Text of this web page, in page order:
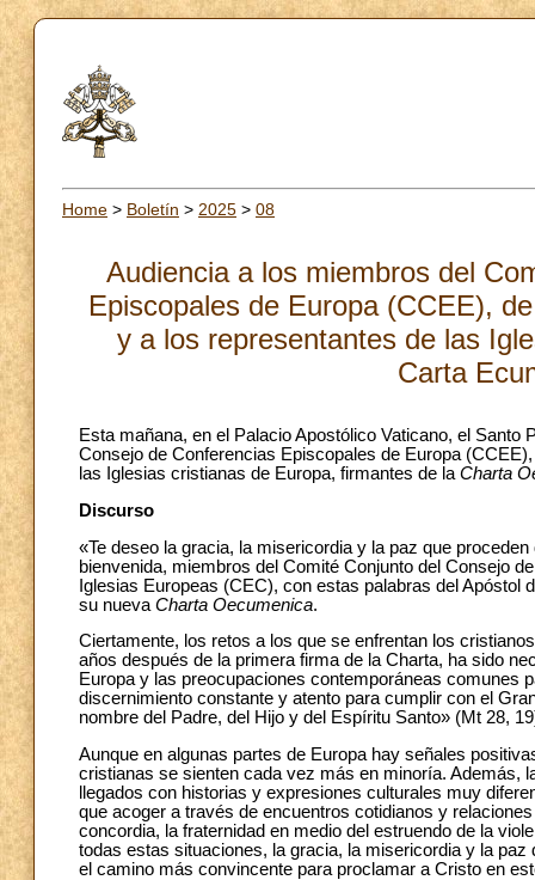
Home > Boletín > 2025 > 08
Audiencia a los miembros del
Episcopales de Europa (CCEE),
y a los representantes de las
Carta
Esta mañana, en el Palacio Apostólico Vaticano, el
Consejo de Conferencias Episcopales de Europa
las Iglesias cristianas de Europa, firmantes de laCharta
Discurso
«Te deseo la gracia, la misericordia y la paz que
bienvenida, miembros del Comité Conjunto del Consejo
Iglesias Europeas (CEC), con estas palabras del Apóstol
su nueva Charta Oecumenica.
Ciertamente, los retos a los que se enfrentan los
años después de la primera firma de la Charta, ha sido
Europa y las preocupaciones contemporáneas comunes
discernimiento constante y atento para cumplir con el
nombre del Padre, del Hijo y del Espíritu Santo» (Mt 28,
Aunque en algunas partes de Europa hay señales
cristianas se sienten cada vez más en minoría. Además,
llegados con historias y expresiones culturales muy
que acoger a través de encuentros cotidianos y
concordia, la fraternidad en medio del estruendo de la
todas estas situaciones, la gracia, la misericordia y la
el camino más convincente para proclamar a Cristo en